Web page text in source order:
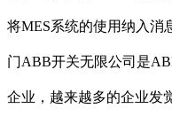
将MES系统的使用纳入消
门ABB开关无限公司是
企业，越来越多的企业发